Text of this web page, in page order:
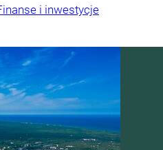
i inwestycje